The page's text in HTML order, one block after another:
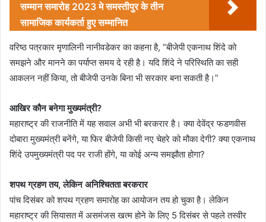
सम्मान समारोह 2023 मे समस्तीपुर के तीन
सामाजिक कार्यकर्ता हुए सम्मानित
वरिष्ठ पत्रकार मृणालिनी नानीवडेकर का कहना है, “बीजेपी एकनाथ शिंदे को
समझने और मानने का पर्याप्त समय दे रही है। यदि शिंदे ने परिस्थिति का सही
आकलन नहीं किया, तो बीजेपी उनके बिना भी सरकार बना सकती है।”
आखिर कौन बनेगा मुख्यमंत्री?
महाराष्ट्र की राजनीति में यह सवाल अभी भी बरकरार है। क्या देवेंद्र फडणवीस
दोबारा मुख्यमंत्री बनेंगे, या फिर बीजेपी किसी नए चेहरे को मौका देगी? क्या एकनाथ
शिंदे उपमुख्यमंत्री पद पर राजी होंगे, या कोई अन्य समझौता होगा?
शपथ ग्रहण तय, लेकिन अनिश्चितता बरकरार
पांच दिसंबर को शपथ ग्रहण समारोह का आयोजन तय हो चुका है। लेकिन
महाराष्ट्र की सियासत में असमंजस खत्म होने के लिए 5 दिसंबर से पहले तस्वीर